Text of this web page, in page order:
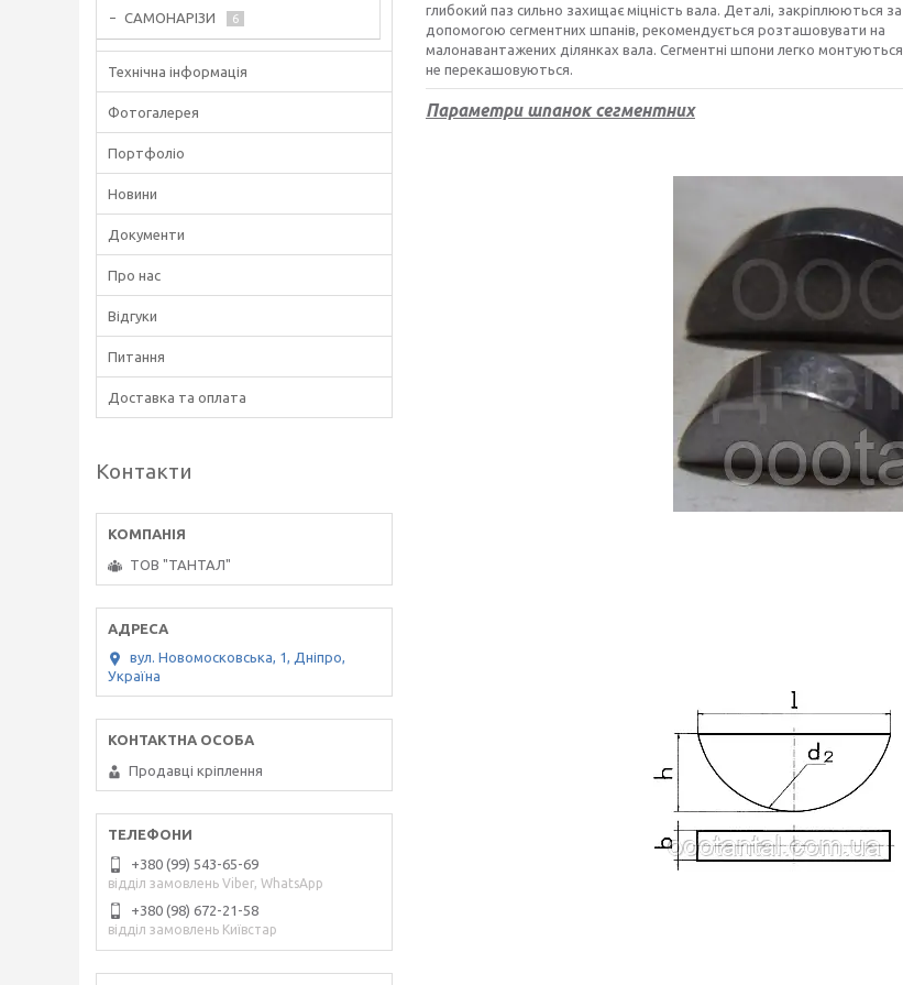
глибокий паз сильно захищає міцність вала. Деталі, закріплюються за
допомогою сегментних шпанів, рекомендується розташовувати на
малонавантажених ділянках вала. Сегментні шпони легко монтуються,
не перекашовуються.
Параметри шпанок сегментних
САМОНАРІЗИ 6
Технічна інформація
Фотогалерея
Портфоліо
Новини
Документи
Про нас
Відгуки
Питання
Доставка та оплата
Контакти
ТОВ "ТАНТАЛ"
вул. Новомосковська, 1, Дніпро,
Україна
Продавці кріплення
+380 (99) 543-65-69
відділ замовлень Viber, WhatsApp
+380 (98) 672-21-58
відділ замовлень Київстар